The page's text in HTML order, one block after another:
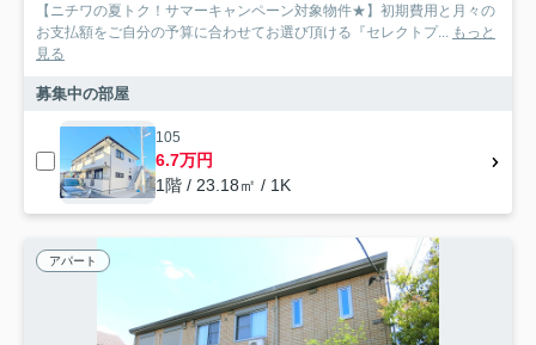
【ニチワの夏トク！サマーキャンペーン対象物件★】初期費用と月々の
お支払額をご自分の予算に合わせてお選び頂ける『セレクトプ...
もっと
見る
募集中の部屋
105
6.7万円
1階 / 23.18㎡ / 1K
アパート